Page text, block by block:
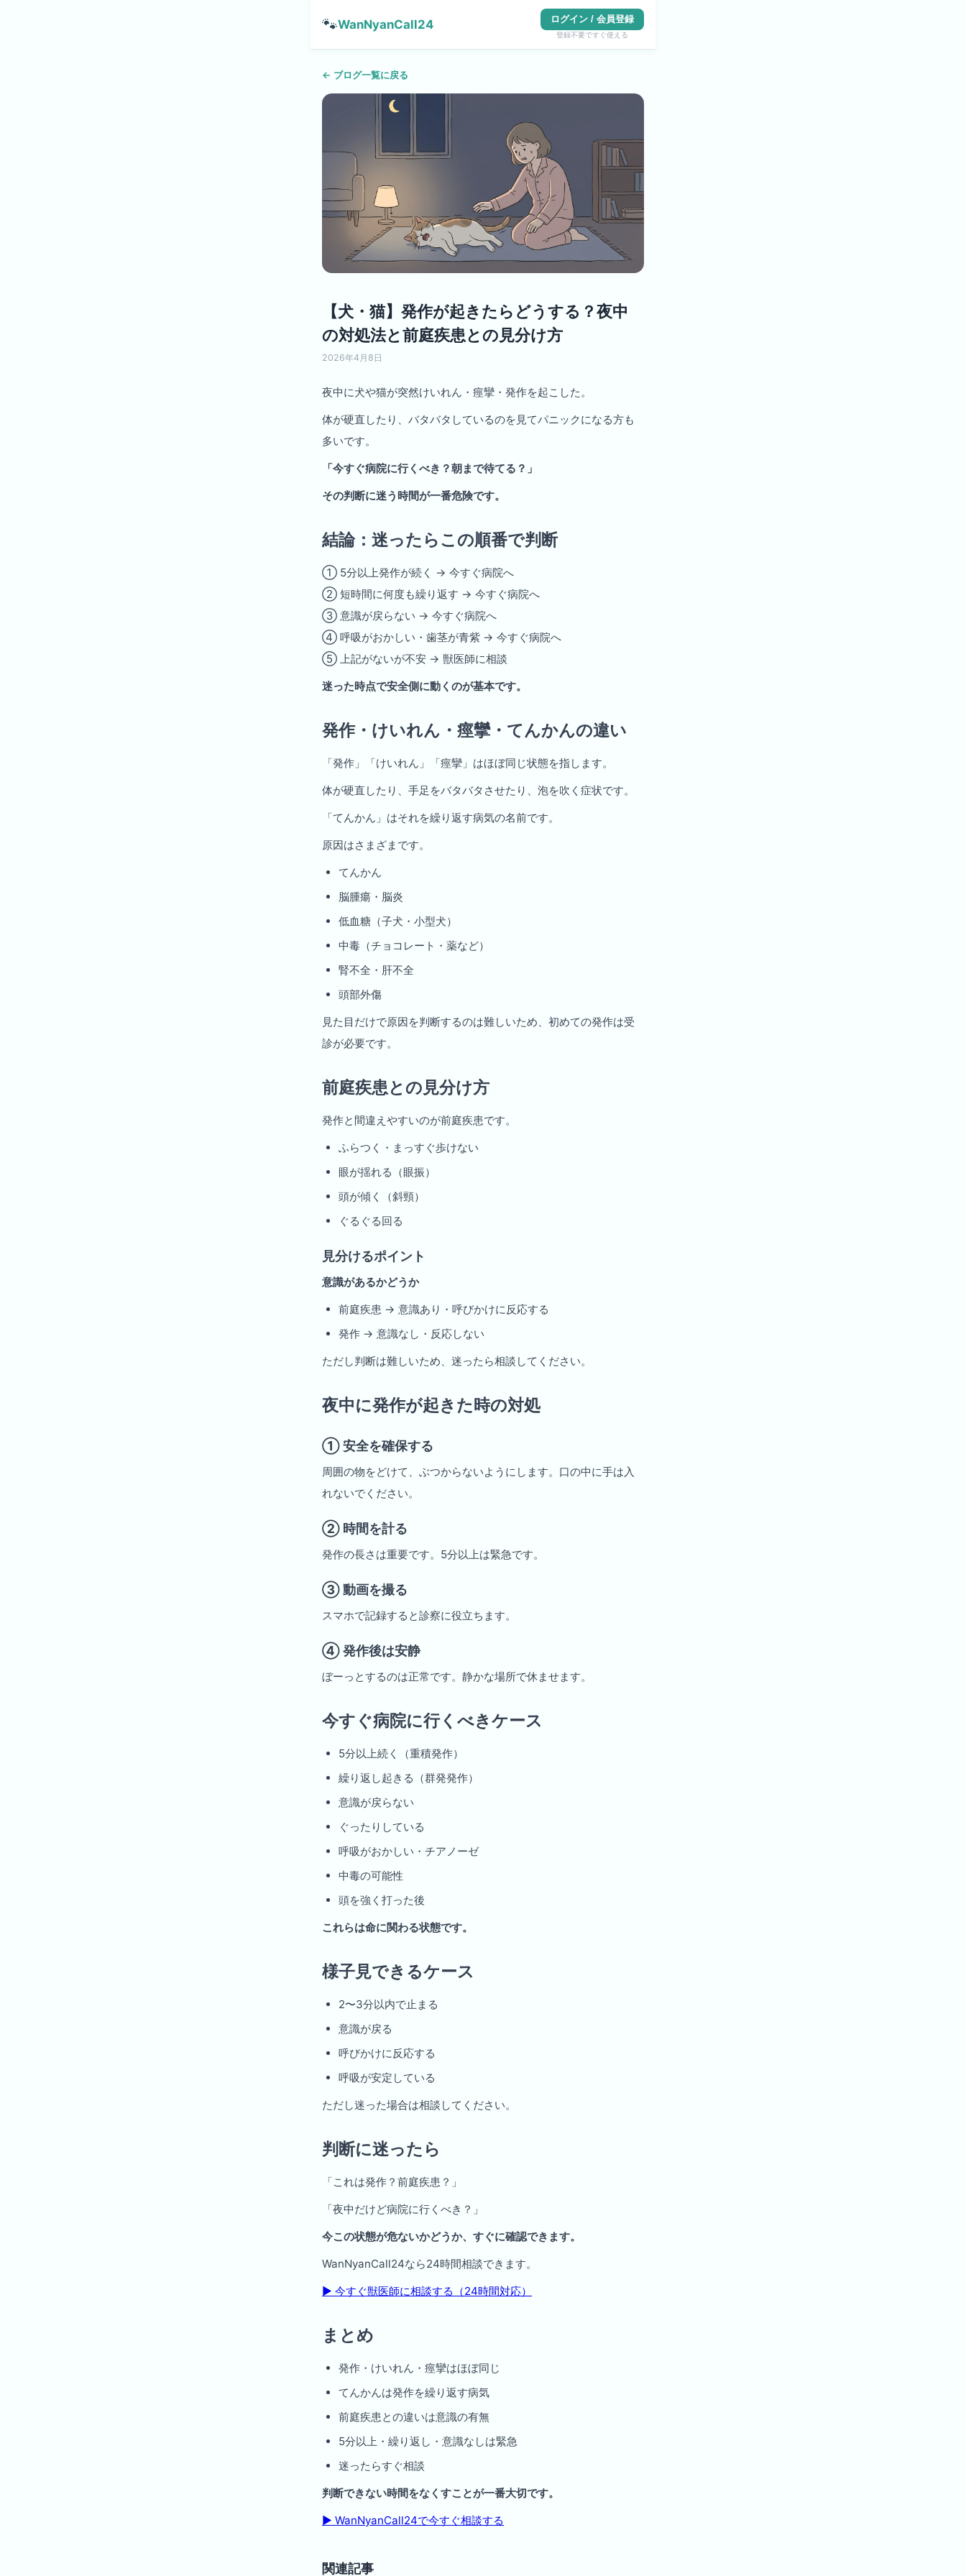
🐾WanNyanCall24 ログイン / 会員登録
登録不要ですぐ使える
← ブログ一覧に戻る
【犬・猫】発作が起きたらどうする？夜中
の対処法と前庭疾患との見分け方
2026年4月8日
夜中に犬や猫が突然けいれん・痙攣・発作を起こした。
体が硬直したり、バタバタしているのを見てパニックになる方も
多いです。
「今すぐ病院に行くべき？朝まで待てる？」
その判断に迷う時間が一番危険です。
結論：迷ったらこの順番で判断
① 5分以上発作が続く → 今すぐ病院へ
② 短時間に何度も繰り返す → 今すぐ病院へ
③ 意識が戻らない → 今すぐ病院へ
④ 呼吸がおかしい・歯茎が青紫 → 今すぐ病院へ
⑤ 上記がないが不安 → 獣医師に相談
迷った時点で安全側に動くのが基本です。
発作・けいれん・痙攣・てんかんの違い
「発作」「けいれん」「痙攣」はほぼ同じ状態を指します。
体が硬直したり、手足をバタバタさせたり、泡を吹く症状です。
「てんかん」はそれを繰り返す病気の名前です。
原因はさまざまです。
てんかん
脳腫瘍・脳炎
低血糖（子犬・小型犬）
中毒（チョコレート・薬など）
腎不全・肝不全
頭部外傷
見た目だけで原因を判断するのは難しいため、初めての発作は受
診が必要です。
前庭疾患との見分け方
発作と間違えやすいのが前庭疾患です。
ふらつく・まっすぐ歩けない
眼が揺れる（眼振）
頭が傾く（斜頸）
ぐるぐる回る
見分けるポイント
意識があるかどうか
前庭疾患 → 意識あり・呼びかけに反応する
発作 → 意識なし・反応しない
ただし判断は難しいため、迷ったら相談してください。
夜中に発作が起きた時の対処
① 安全を確保する
周囲の物をどけて、ぶつからないようにします。口の中に手は入
れないでください。
② 時間を計る
発作の長さは重要です。5分以上は緊急です。
③ 動画を撮る
スマホで記録すると診察に役立ちます。
④ 発作後は安静
ぼーっとするのは正常です。静かな場所で休ませます。
今すぐ病院に行くべきケース
5分以上続く（重積発作）
繰り返し起きる（群発発作）
意識が戻らない
ぐったりしている
呼吸がおかしい・チアノーゼ
中毒の可能性
頭を強く打った後
これらは命に関わる状態です。
様子見できるケース
2〜3分以内で止まる
意識が戻る
呼びかけに反応する
呼吸が安定している
ただし迷った場合は相談してください。
判断に迷ったら
「これは発作？前庭疾患？」
「夜中だけど病院に行くべき？」
今この状態が危ないかどうか、すぐに確認できます。
WanNyanCall24なら24時間相談できます。
▶︎ 今すぐ獣医師に相談する（24時間対応）
まとめ
発作・けいれん・痙攣はほぼ同じ
てんかんは発作を繰り返す病気
前庭疾患との違いは意識の有無
5分以上・繰り返し・意識なしは緊急
迷ったらすぐ相談
判断できない時間をなくすことが一番大切です。
▶︎ WanNyanCall24で今すぐ相談する
関連記事